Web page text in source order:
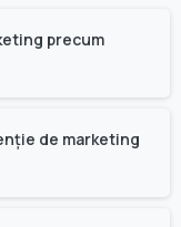
precum
de marketing